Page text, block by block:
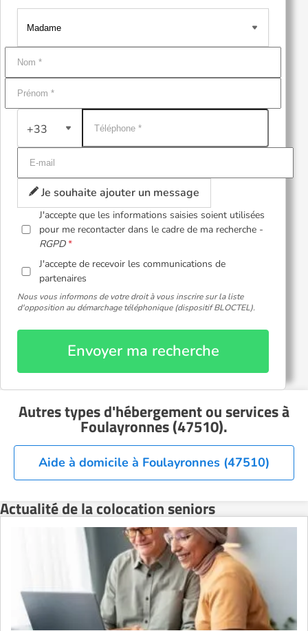
+33
Je souhaite ajouter un message
J'accepte que les informations saisies soient utilisées
pour me recontacter dans le cadre de ma recherche -
RGPD
J'accepte de recevoir les communications de
partenaires
Nous vous informons de votre droit à vous inscrire sur la liste
d'opposition au démarchage téléphonique (dispositif BLOCTEL).
Envoyer ma recherche
Autres types d'hébergement ou servicesà
Foulayronnes (47510).
Aide à domicile à Foulayronnes (47510)
Actualité de la colocation seniors